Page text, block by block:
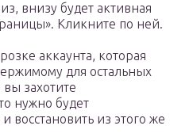
внизу будет активная
Кликните по ней.
аккаунта, которая
для остальных
захотите
нужно будет
восстановить из этого же